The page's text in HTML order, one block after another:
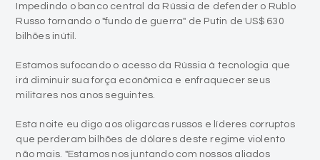
Impedindo o banco central da Rússia de defender o Rublo
Russo tornando o "fundo de guerra" de Putin de US$ 630
bilhões inútil.
Estamos sufocando o acesso da Rússia à tecnologia que
irá diminuir sua força econômica e enfraquecer seus
militares nos anos seguintes.
Esta noite eu digo aos oligarcas russos e líderes corruptos
que perderam bilhões de dólares deste regime violento
não mais. "Estamos nos juntando com nossos aliados